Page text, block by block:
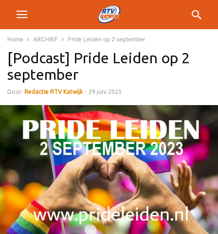
Home ARCHIEF Pride Leiden op 2 september
[Podcast] Pride Leiden op 2
september
Door Redactie RTV Katwijk - 29 juni 2023